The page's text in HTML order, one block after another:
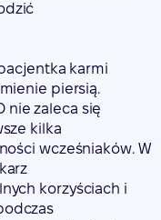
karmi
piersią.
nie zaleca się
kilka
wcześniaków. W
korzyściach i